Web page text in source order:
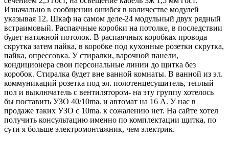
Изначально в сообщении ошибся в количестве модулей
указывая 12. Шкаф на самом деле-24 модульный двух рядный
встраимовый. Распаячные коробки на потолке, в последствии
будет натяжной потолок. В распаячных коробках провода
скрутка затем пайка, в коробке под кухонные розетки скрутка,
пайка, опрессовка. У стиралки, варочной панели,
кондиционера свои персональные линии до щитка без
коробок. Стиралка будет вне ванной комнаты. В ванной из эл.
коммуникаций розетка под эл. полотенцесушитель, теплый
пол и выключатель с вентилятором- на эту группу хотелось
бы поставить УЗО 40/10ma. и автомат на 16 А. У нас в
продаже таких УЗО с 10ma. к сожалению нет. На сайте хотел
получить консультацию именно по комплектации щитка, по
сути я больше электромонтажник, чем электрик.